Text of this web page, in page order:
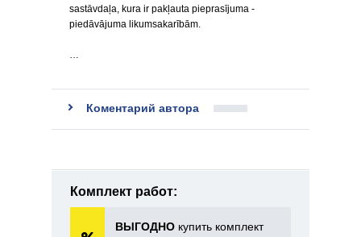
sastāvdaļa, kura ir pakļauta pieprasījuma -
piedāvājuma likumsakarībām.
…
Коментарий автора
Комплект работ:
ВЫГОДНО купить комплект